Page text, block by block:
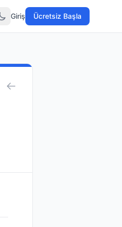
Giriş Ücretsiz Başla